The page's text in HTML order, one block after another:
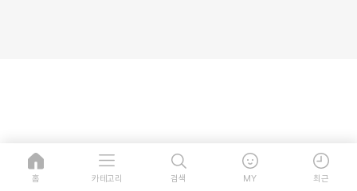
홈 카테고리 검색 MY 최근